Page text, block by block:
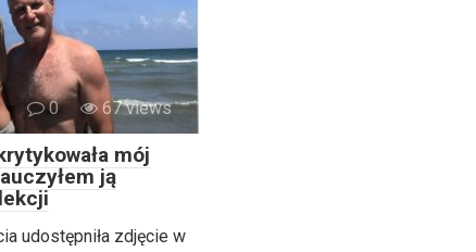
0 67 views
mój
ją
udostępniła zdjęcie w